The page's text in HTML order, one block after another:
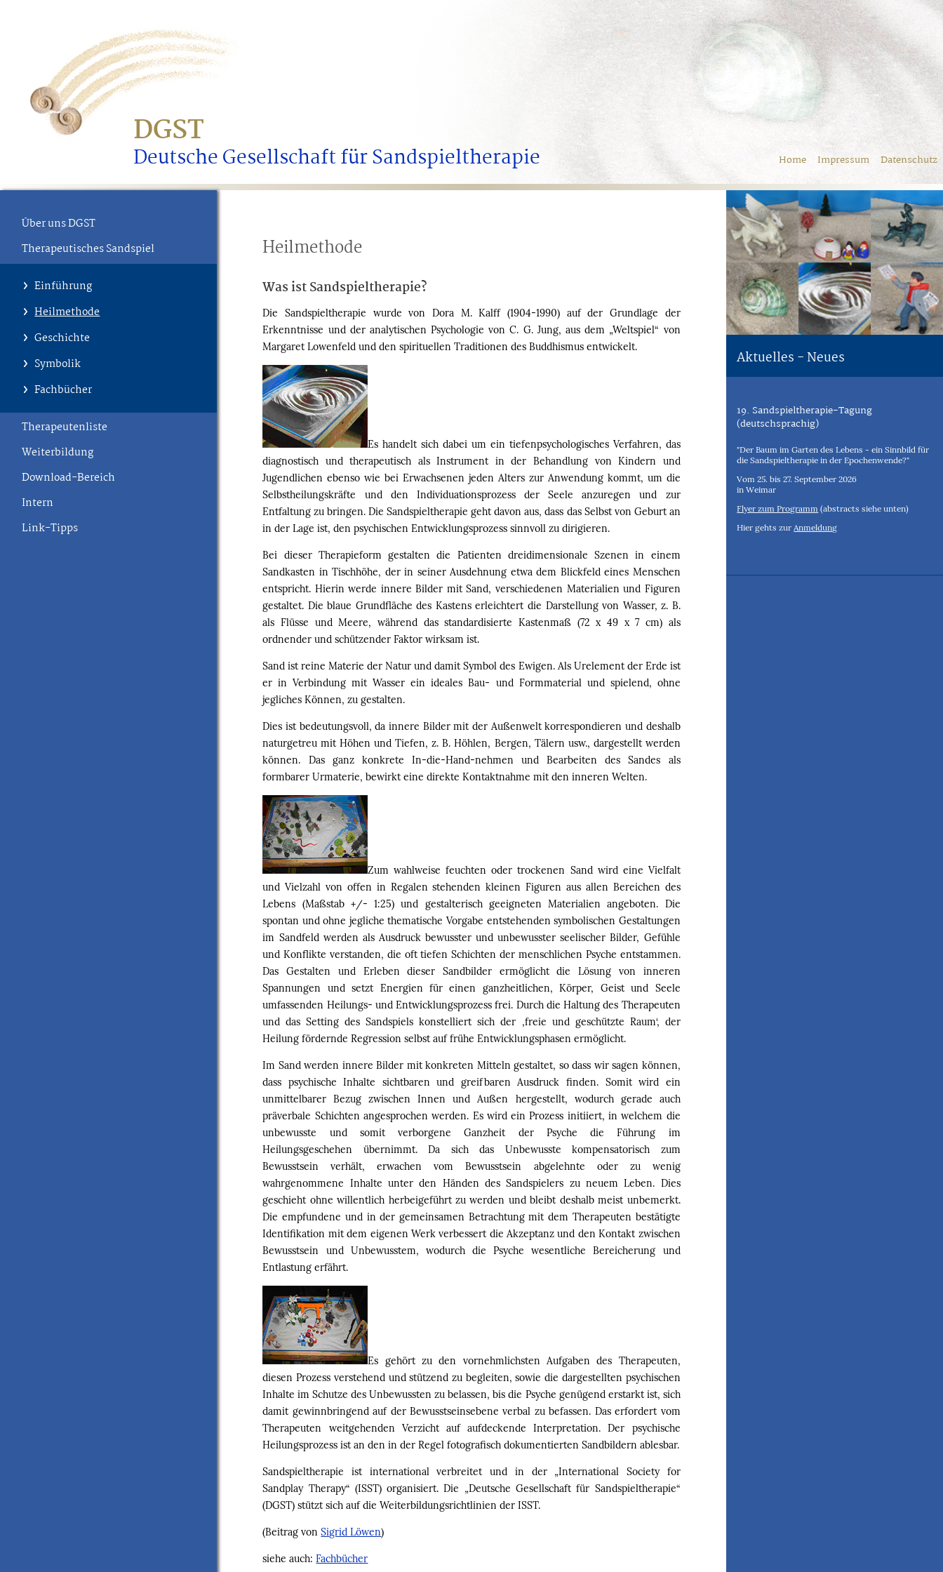
DGST
Deutsche Gesellschaft für Sandspieltherapie Home Impressum Datenschutz
Über uns DGST
Therapeutisches Sandspiel
Einführung
Heilmethode
Geschichte
Symbolik
Fachbücher
Therapeutenliste
Weiterbildung
Download-Bereich
Intern
Link-Tipps
Heilmethode
Was ist Sandspieltherapie?
Die Sandspieltherapie wurde von Dora M. Kalff (1904-1990) auf der Grundlage der
Erkenntnisse und der analytischen Psychologie von C. G. Jung, aus dem „Weltspiel“ von
Margaret Lowenfeld und den spirituellen Traditionen des Buddhismus entwickelt.
Es handelt sich dabei um ein tiefenpsychologisches Verfahren, das
diagnostisch und therapeutisch als Instrument in der Behandlung von Kindern und
Jugendlichen ebenso wie bei Erwachsenen jeden Alters zur Anwendung kommt, um die
Selbstheilungskräfte und den Individuationsprozess der Seele anzuregen und zur
Entfaltung zu bringen. Die Sandspieltherapie geht davon aus, dass das Selbst von Geburt an
in der Lage ist, den psychischen Entwicklungsprozess sinnvoll zu dirigieren.
Bei dieser Therapieform gestalten die Patienten dreidimensionale Szenen in einem
Sandkasten in Tischhöhe, der in seiner Ausdehnung etwa dem Blickfeld eines Menschen
entspricht. Hierin werde innere Bilder mit Sand, verschiedenen Materialien und Figuren
gestaltet. Die blaue Grundfläche des Kastens erleichtert die Darstellung von Wasser, z. B.
als Flüsse und Meere, während das standardisierte Kastenmaß (72 x 49 x 7 cm) als
ordnender und schützender Faktor wirksam ist.
Sand ist reine Materie der Natur und damit Symbol des Ewigen. Als Urelement der Erde ist
er in Verbindung mit Wasser ein ideales Bau- und Formmaterial und spielend, ohne
jegliches Können, zu gestalten.
Dies ist bedeutungsvoll, da innere Bilder mit der Außenwelt korrespondieren und deshalb
naturgetreu mit Höhen und Tiefen, z. B. Höhlen, Bergen, Tälern usw., dargestellt werden
können. Das ganz konkrete In-die-Hand-nehmen und Bearbeiten des Sandes als
formbarer Urmaterie, bewirkt eine direkte Kontaktnahme mit den inneren Welten.
Zum wahlweise feuchten oder trockenen Sand wird eine Vielfalt
und Vielzahl von offen in Regalen stehenden kleinen Figuren aus allen Bereichen des
Lebens (Maßstab +/- 1:25) und gestalterisch geeigneten Materialien angeboten. Die
spontan und ohne jegliche thematische Vorgabe entstehenden symbolischen Gestaltungen
im Sandfeld werden als Ausdruck bewusster und unbewusster seelischer Bilder, Gefühle
und Konflikte verstanden, die oft tiefen Schichten der menschlichen Psyche entstammen.
Das Gestalten und Erleben dieser Sandbilder ermöglicht die Lösung von inneren
Spannungen und setzt Energien für einen ganzheitlichen, Körper, Geist und Seele
umfassenden Heilungs- und Entwicklungsprozess frei. Durch die Haltung des Therapeuten
und das Setting des Sandspiels konstelliert sich der ‚freie und geschützte Raum‘, der
Heilung fördernde Regression selbst auf frühe Entwicklungsphasen ermöglicht.
Im Sand werden innere Bilder mit konkreten Mitteln gestaltet, so dass wir sagen können,
dass psychische Inhalte sichtbaren und greifbaren Ausdruck finden. Somit wird ein
unmittelbarer Bezug zwischen Innen und Außen hergestellt, wodurch gerade auch
präverbale Schichten angesprochen werden. Es wird ein Prozess initiiert, in welchem die
unbewusste und somit verborgene Ganzheit der Psyche die Führung im
Heilungsgeschehen übernimmt. Da sich das Unbewusste kompensatorisch zum
Bewusstsein verhält, erwachen vom Bewusstsein abgelehnte oder zu wenig
wahrgenommene Inhalte unter den Händen des Sandspielers zu neuem Leben. Dies
geschieht ohne willentlich herbeigeführt zu werden und bleibt deshalb meist unbemerkt.
Die empfundene und in der gemeinsamen Betrachtung mit dem Therapeuten bestätigte
Identifikation mit dem eigenen Werk verbessert die Akzeptanz und den Kontakt zwischen
Bewusstsein und Unbewusstem, wodurch die Psyche wesentliche Bereicherung und
Entlastung erfährt.
Es gehört zu den vornehmlichsten Aufgaben des Therapeuten,
diesen Prozess verstehend und stützend zu begleiten, sowie die dargestellten psychischen
Inhalte im Schutze des Unbewussten zu belassen, bis die Psyche genügend erstarkt ist, sich
damit gewinnbringend auf der Bewusstseinsebene verbal zu befassen. Das erfordert vom
Therapeuten weitgehenden Verzicht auf aufdeckende Interpretation. Der psychische
Heilungsprozess ist an den in der Regel fotografisch dokumentierten Sandbildern ablesbar.
Sandspieltherapie ist international verbreitet und in der „International Society for
Sandplay Therapy“ (ISST) organisiert. Die „Deutsche Gesellschaft für Sandspieltherapie“
(DGST) stützt sich auf die Weiterbildungsrichtlinien der ISST.
(Beitrag vonSigrid Löwen)
siehe auch:Fachbücher
Aktuelles - Neues
19. Sandspieltherapie-Tagung
(deutschsprachig)
"Der Baum im Garten des Lebens - ein Sinnbild für
die Sandspieltherapie in der Epochenwende?"
Vom 25. bis 27. September 2026
in Weimar
Flyer zum Programm (abstracts siehe unten)
Hier gehts zur Anmeldung